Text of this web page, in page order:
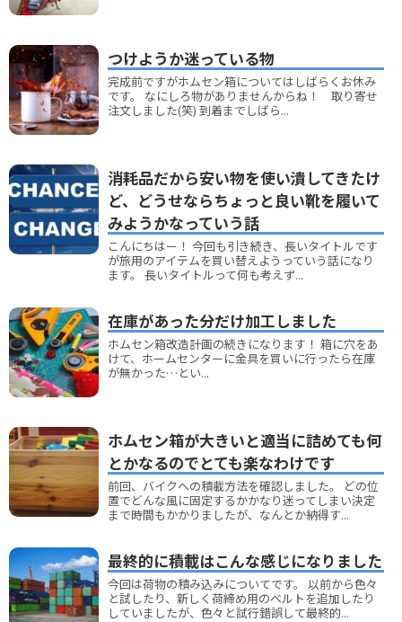
つけようか迷っている物
完成前ですがホムセン箱についてはしばらくお休み
です。 なにしろ物がありませんからね！ 取り寄せ
注文しました(笑) 到着までしばら...
消耗品だから安い物を使い潰してきたけ
ど、どうせならちょっと良い靴を履いて
みようかなっていう話
こんにちはー！ 今回も引き続き、長いタイトルです
が旅用のアイテムを買い替えようっていう話になり
ます。 長いタイトルって何も考えず...
在庫があった分だけ加工しました
ホムセン箱改造計画の続きになります！ 箱に穴をあ
けて、ホームセンターに金具を買いに行ったら在庫
が無かった…とい...
ホムセン箱が大きいと適当に詰めても何
とかなるのでとても楽なわけです
前回、バイクへの積載方法を確認しました。 どの位
置でどんな風に固定するかかなり迷ってしまい決定
まで時間もかかりましたが、なんとか納得す...
最終的に積載はこんな感じになりました
今回は荷物の積み込みについてです。 以前から色々
と試したり、新しく荷締め用のベルトを追加したり
していましたが、色々と試行錯誤して最終的...